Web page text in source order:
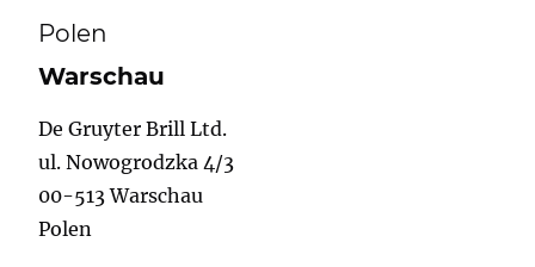
Polen
Warschau
De Gruyter Brill Ltd.
ul. Nowogrodzka 4/3
00-513 Warschau
Polen